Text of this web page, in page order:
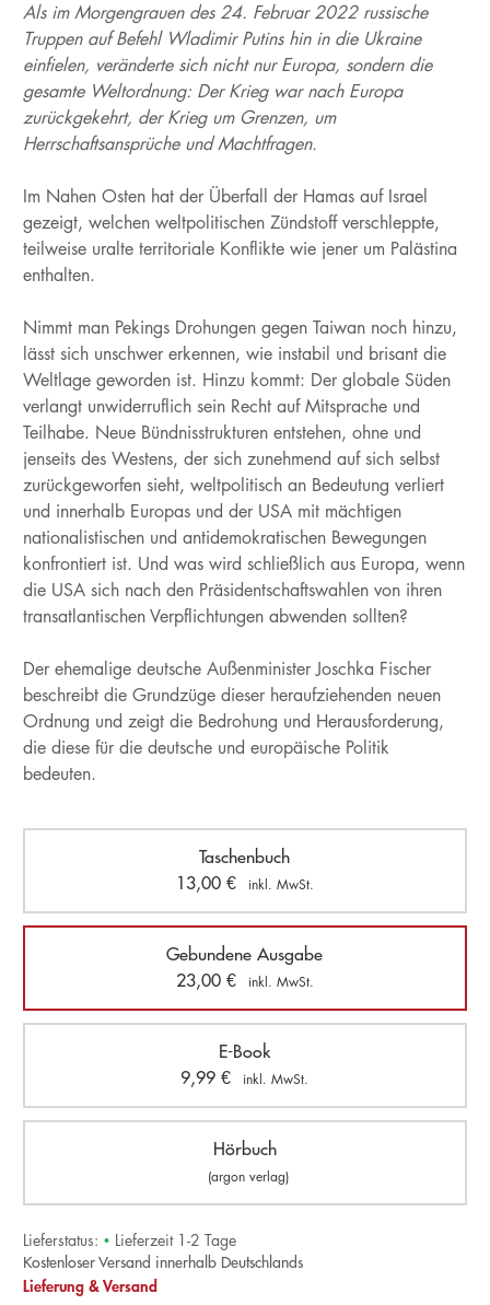
Als im Morgengrauen des 24. Februar 2022 russische
Truppen auf Befehl Wladimir Putins hin in die Ukraine
einfielen, veränderte sich nicht nur Europa, sondern die
gesamte Weltordnung: Der Krieg war nach Europa
zurückgekehrt, der Krieg um Grenzen, um
Herrschaftsansprüche und Machtfragen.
Im Nahen Osten hat der Überfall der Hamas auf Israel
gezeigt, welchen weltpolitischen Zündstoff verschleppte,
teilweise uralte territoriale Konflikte wie jener um Palästina
enthalten.
Nimmt man Pekings Drohungen gegen Taiwan noch hinzu,
lässt sich unschwer erkennen, wie instabil und brisant die
Weltlage geworden ist. Hinzu kommt: Der globale Süden
verlangt unwiderruflich sein Recht auf Mitsprache und
Teilhabe. Neue Bündnisstrukturen entstehen, ohne und
jenseits des Westens, der sich zunehmend auf sich selbst
zurückgeworfen sieht, weltpolitisch an Bedeutung verliert
und innerhalb Europas und der USA mit mächtigen
nationalistischen und antidemokratischen Bewegungen
konfrontiert ist. Und was wird schließlich aus Europa, wenn
die USA sich nach den Präsidentschaftswahlen von ihren
transatlantischen Verpflichtungen abwenden sollten?
Der ehemalige deutsche Außenminister Joschka Fischer
beschreibt die Grundzüge dieser heraufziehenden neuen
Ordnung und zeigt die Bedrohung und Herausforderung,
die diese für die deutsche und europäische Politik
bedeuten.
Taschenbuch
13,00 € inkl. MwSt.
Gebundene Ausgabe
23,00 € inkl. MwSt.
E-Book
9,99€ inkl. MwSt.
Hörbuch
(argon verlag)
Lieferstatus: • Lieferzeit 1-2 Tage
Kostenloser Versand innerhalb Deutschlands
Lieferung & Versand